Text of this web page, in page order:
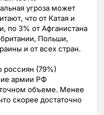
угроза может
что от Катая и
по 3% от Афганистана
Польши,
и от всех стран.
(79%)
армии РФ
объеме. Менее
скорее достаточно